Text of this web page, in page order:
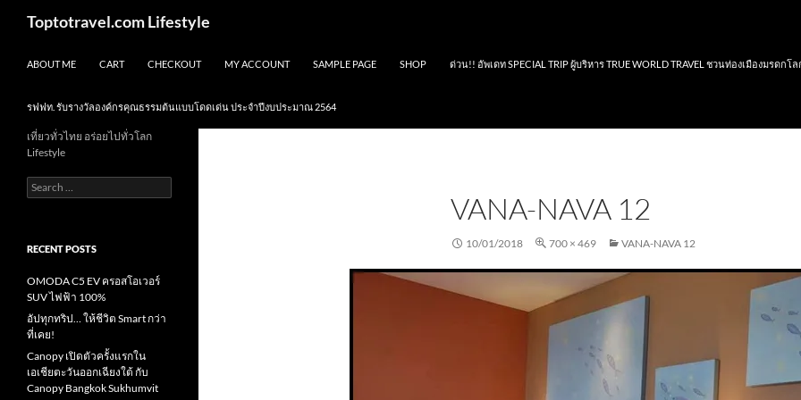
Toptotravel.com Lifestyle
ABOUT ME CART CHECKOUT MY ACCOUNT SAMPLE PAGE SHOP ด่วน!! อัพเดท SPECIAL TRIP ผู้บริหาร TRUE WORLD TRAVEL ชวนท่องเมืองมรดกโล
รฟฟท. รับรางวัลองค์กรคุณธรรมต้นแบบโดดเด่น ประจำปีงบประมาณ 2564
VANA-NAVA 12
10/01/2018 700 × 469 VANA-NAVA 12
เที่ยวทั่วไทย อร่อยไปทั่วโลก
Lifestyle
Search
for:
RECENT POSTS
OMODA C5 EV ครอสโอเวอร์
SUV ไฟฟ้า 100%
อัปทุกทริป… ให้ชีวิต Smart กว่า
ที่เคย!
Canopy เปิดตัวครั้งแรกใน
เอเชียตะวันออกเฉียงใต้ กับ
Canopy Bangkok Sukhumvit